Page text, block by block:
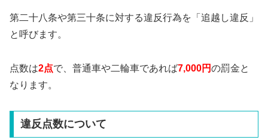
第二十八条や第三十条に対する違反行為を「追越し違反」
と呼びます。
点数は2点で、普通車や二輪車であれば7,000円の罰金と
なります。
違反点数について